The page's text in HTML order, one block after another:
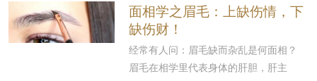
面相学之眉毛：上缺伤情，下
缺伤财！
经常有人问：眉毛缺而杂乱是何面相？
眉毛在相学里代表身体的肝胆，肝主